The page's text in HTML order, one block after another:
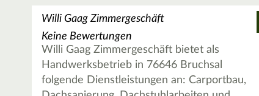
Willi Gaag Zimmergeschäft
Keine Bewertungen
Willi Gaag Zimmergeschäft bietet als
Handwerksbetrieb in 76646 Bruchsal
folgende Dienstleistungen an: Carportbau,